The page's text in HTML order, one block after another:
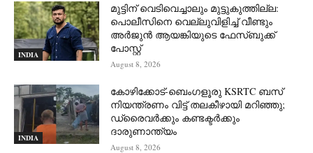
INDIA
മുട്ടിന് വെടിവെച്ചാലും മുട്ടുകുത്തില്ല:
പൊലീസിനെ വെല്ലുവിളിച്ച് വീണ്ടും
അർജുൻ ആയങ്കിയുടെ ഫേസ്ബുക്ക്
പോസ്റ്റ്
August 8, 2026
INDIA
കോഴിക്കോട്-ബെംഗളൂരു KSRTC ബസ്
നിയന്ത്രണം വിട്ട് തലകീഴായി മറിഞ്ഞു;
ഡ്രെെവർക്കും കണ്ടക്ടർക്കും
ദാരുണാന്ത്യം
August 8, 2026